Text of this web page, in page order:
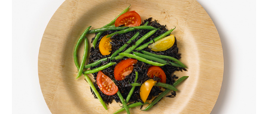
福祉用具
住宅改修
相談